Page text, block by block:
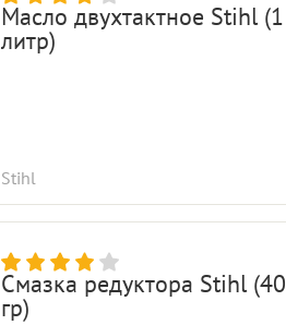
Масло двухтактное Stihl (1
литр)
Stihl
Смазка редуктора Stihl (40
гр)